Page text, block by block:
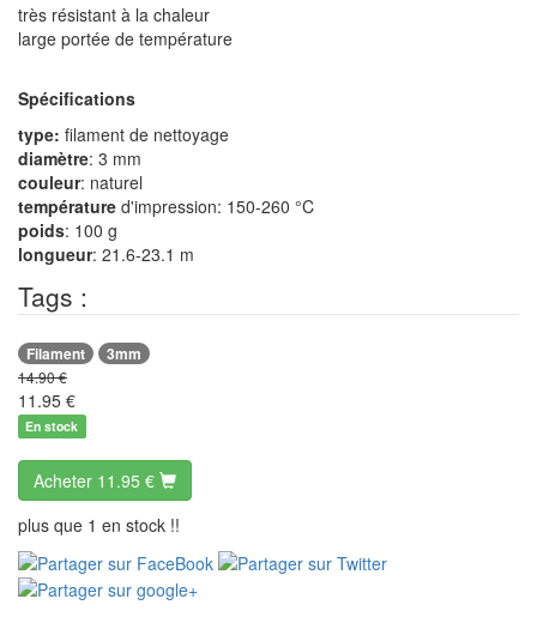
très résistant à la chaleur
large portée de température
Spécifications
type: filament de nettoyage
diamètre: 3 mm
couleur: naturel
température d'impression: 150-260 °C
poids: 100 g
longueur: 21.6-23.1 m
Tags :
Filament 3mm
14.90 €
11.95 €
En stock
Acheter 11.95 €
plus que 1 en stock !!